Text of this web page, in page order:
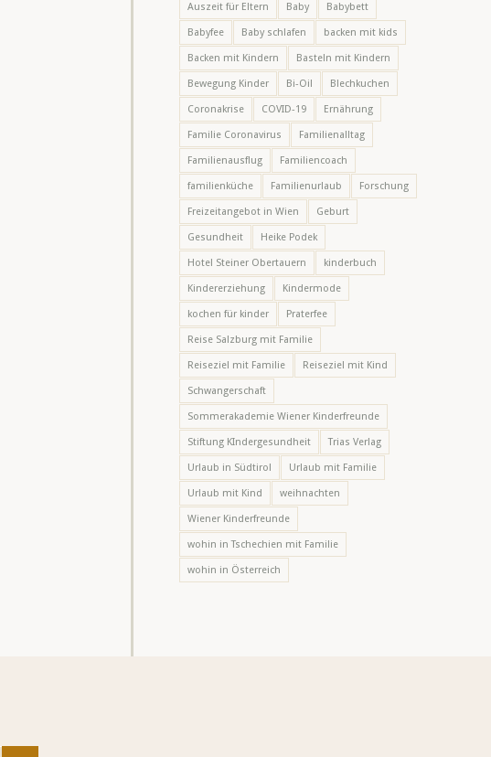
Auszeit für Eltern Baby Babybett
Babyfee Baby schlafen backen mit kids
Backen mit Kindern Basteln mit Kindern
Bewegung Kinder Bi-Oil Blechkuchen
Coronakrise COVID-19 Ernährung
Familie Coronavirus Familienalltag
Familienausflug Familiencoach
familienküche Familienurlaub Forschung
Freizeitangebot in Wien Geburt
Gesundheit Heike Podek
Hotel Steiner Obertauern kinderbuch
Kindererziehung Kindermode
kochen für kinder Praterfee
Reise Salzburg mit Familie
Reiseziel mit Familie Reiseziel mit Kind
Schwangerschaft
Sommerakademie Wiener Kinderfreunde
Stiftung KIndergesundheit Trias Verlag
Urlaub in Südtirol Urlaub mit Familie
Urlaub mit Kind weihnachten
Wiener Kinderfreunde
wohin in Tschechien mit Familie
wohin in Österreich